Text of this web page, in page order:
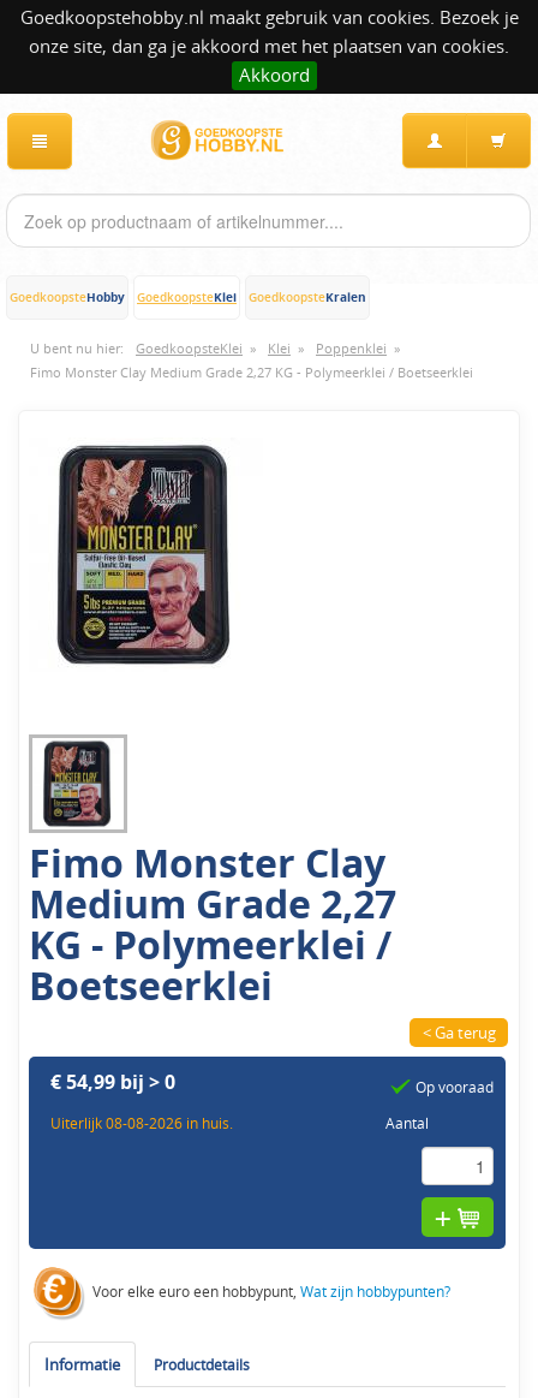
Goedkoopstehobby.nl maakt gebruik van cookies. Bezoek je
onze site, dan ga je akkoord met het plaatsen van cookies.
Akkoord
GoedkoopsteHobby GoedkoopsteKlei GoedkoopsteKralen
U bent nu hier: GoedkoopsteKlei » Klei » Poppenklei »
Fimo Monster Clay Medium Grade 2,27 KG - Polymeerklei / Boetseerklei
Fimo Monster Clay
Medium Grade 2,27
KG - Polymeerklei /
Boetseerklei
< Ga terug
€ 54,99 bij > 0
Uiterlijk 08-08-2026 in huis.
Op vooraad
Aantal
Voor elke euro een hobbypunt,Wat zijn hobbypunten?
Informatie Productdetails